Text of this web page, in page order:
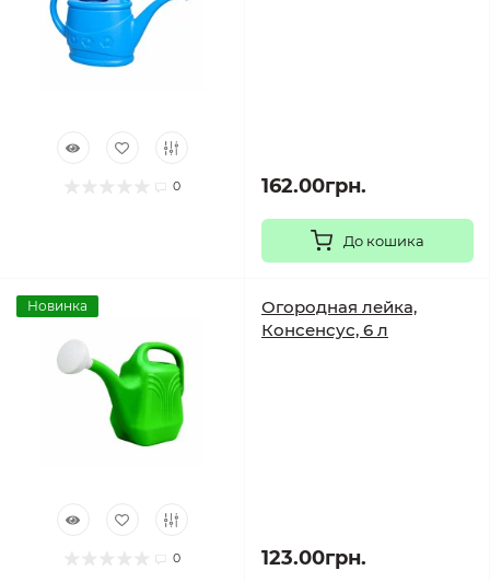
0 162.00грн.
До кошика
Новинка
0
Огородная лейка,
Консенсус, 6 л
123.00грн.